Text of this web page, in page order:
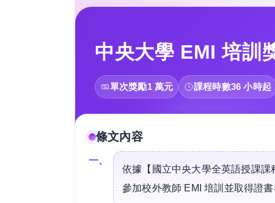
中央大學 EMI 培訓
單次獎勵1 萬元 課程時數36 小時起
條文內容
依據【國立中央大學全英語授課課
參加校外教師 EMI 培訓並取得證